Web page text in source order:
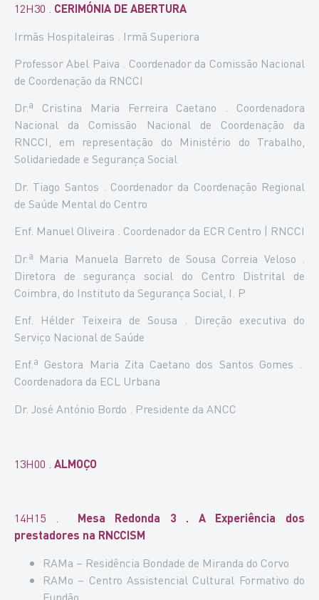
12H30 . CERIMÓNIA DE ABERTURA
Irmãs Hospitaleiras . Irmã Superiora
Professor Abel Paiva . Coordenador da Comissão Nacional
de Coordenação da RNCCI
Dr.ª Cristina Maria Ferreira Caetano . Coordenadora
Nacional da Comissão Nacional de Coordenação da
RNCCI, em representação do Ministério do Trabalho,
Solidariedade e Segurança Social
Dr. Tiago Santos . Coordenador da Coordenação Regional
de Saúde Mental do Centro
Enf. Manuel Oliveira . Coordenador da ECR Centro | RNCCI
Dr.ª Maria Manuela Barreto de Sousa Correia Veloso .
Diretora de segurança social do Centro Distrital de
Coimbra, do Instituto da Segurança Social, I. P
Enf. Hélder Teixeira de Sousa . Direção executiva do
Serviço Nacional de Saúde
Enf.ª Gestora Maria Zita Caetano dos Santos Gomes .
Coordenadora da ECL Urbana
Dr. José António Bordo . Presidente da ANCC
13H00 ALMOÇO
14H15 . Mesa Redonda 3 . A Experiência dos
prestadores na RNCCISM
RAMa – Residência Bondade de Miranda do Corvo
RAMo – Centro Assistencial Cultural Formativo do
Fundão